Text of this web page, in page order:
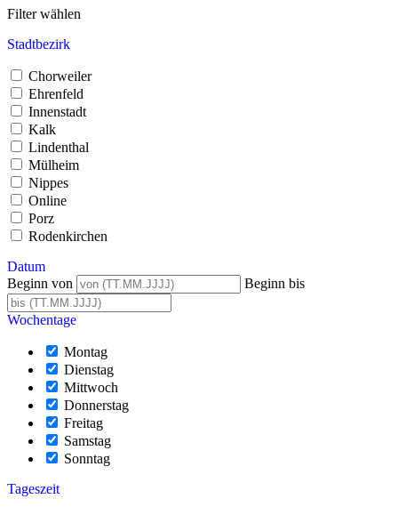
Filter wählen
Stadtbezirk
Chorweiler
Ehrenfeld
Innenstadt
Kalk
Lindenthal
Mülheim
Nippes
Online
Porz
Rodenkirchen
Datum
Beginn von
Beginn bis
Wochentage
Montag
Dienstag
Mittwoch
Donnerstag
Freitag
Samstag
Sonntag
Tageszeit